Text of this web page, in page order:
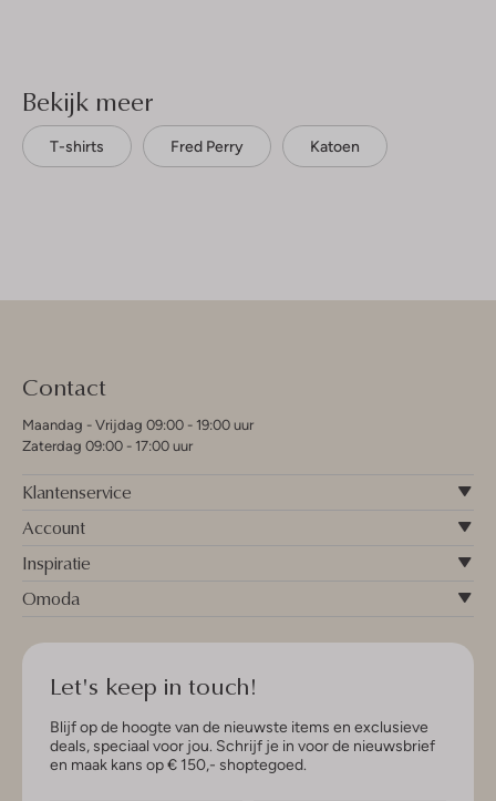
Bekijk meer
T-shirts Fred Perry Katoen
Contact
Maandag - Vrijdag 09:00 - 19:00 uur
Zaterdag 09:00 - 17:00 uur
Klantenservice
Account
Inspiratie
Omoda
Let's keep in touch!
Blijf op de hoogte van de nieuwste items en exclusieve
deals, speciaal voor jou. Schrijf je in voor de nieuwsbrief
en maak kans op € 150,- shoptegoed.